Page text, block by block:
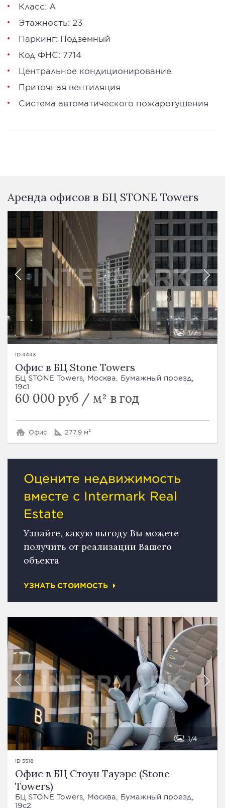
Класс: А
Этажность: 23
Паркинг: Подземный
Код ФНС: 7714
Центральное кондиционирование
Приточная вентиляция
Система автоматического пожаротушения
Аренда офисов в БЦ STONE Towers
1 7
ID 4443
Офис в БЦ Stone Towers
БЦ STONE Towers, Москва, Бумажный проезд,
19с1
60 000 руб / м² в год
Офис 277.9 м²
Оцените недвижимость
вместе с Intermark Real
Estate
Узнайте, какую выгоду Вы можете
получить от реализации Вашего
объекта
УЗНАТЬ СТОИМОСТЬ
1 4
ID 5518
Офис в БЦ Стоун Тауэрс (Stone
Towers)
БЦ STONE Towers, Москва, Бумажный проезд,
19с2